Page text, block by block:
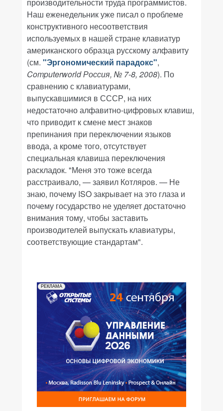
производительности труда программистов.
Наш еженедельник уже писал о проблеме
конструктивного несоответствия
используемых в нашей стране клавиатур
американского образца русскому алфавиту
(см. "Эргономический парадокс",
Computerworld Россия, № 7-8, 2008). По
сравнению с клавиатурами,
выпускавшимися в СССР, на них
недостаточно алфавитно-цифровых клавиш,
что приводит к смене мест знаков
препинания при переключении языков
ввода, а кроме того, отсутствует
специальная клавиша переключения
раскладок. "Меня это тоже всегда
расстраивало, — заявил Котляров. — Не
знаю, почему ISO закрывает на это глаза и
почему государство не уделяет достаточно
внимания тому, чтобы заставить
производителей выпускать клавиатуры,
соответствующие стандартам".
РЕКЛАМА